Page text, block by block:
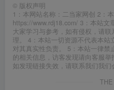
© 版权声明
1：本网站名称：二当家网创 2：
https://www.rdj18.com/ 3：本站
大家学习与参考，如有侵权，请
理。 4：本站一切资源不代表本
对其真实性负责。 5：本站一律
的相关信息，访客发现请向客服举
如发现链接失效，请联系我们我们
THE